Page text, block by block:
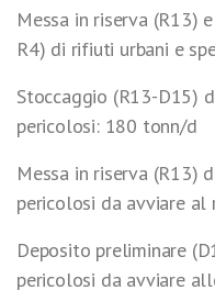
Messa in riserva (R13)
R4) di rifiuti urbani e
Stoccaggio (R13-D15)
pericolosi: 180 tonn/d
Messa in riserva (R13)
pericolosi da avviare al
Deposito preliminare
pericolosi da avviare